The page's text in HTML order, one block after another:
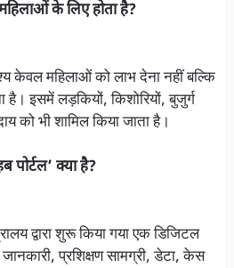
के लिए होता है?
केवल महिलाओं को लाभ देना नहीं बल्कि
इसमें लड़कियों, किशोरियों, बुजुर्ग
को भी शामिल किया जाता है।
क्या है?
द्वारा शुरू किया गया एक डिजिटल
प्रशिक्षण सामग्री, डेटा, केस